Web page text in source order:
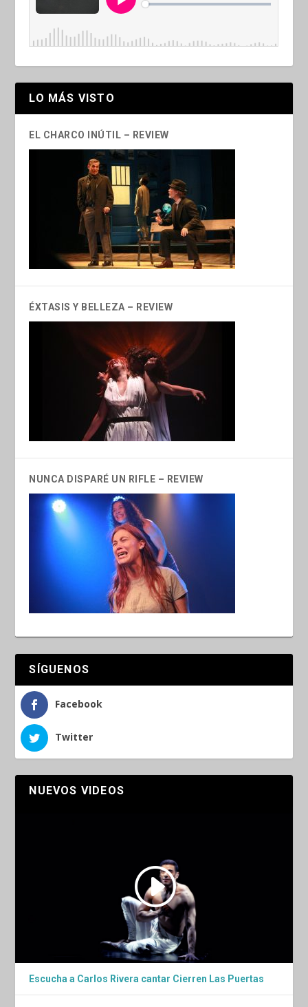
LO MÁS VISTO
EL CHARCO INÚTIL – REVIEW
ÉXTASIS Y BELLEZA – REVIEW
NUNCA DISPARÉ UN RIFLE – REVIEW
SÍGUENOS
Facebook
Twitter
NUEVOS VIDEOS
Escucha a Carlos Rivera cantar Cierren Las Puertas